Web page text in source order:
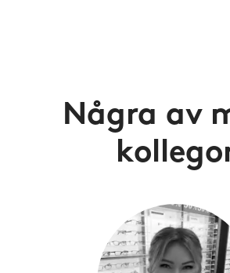
Några av